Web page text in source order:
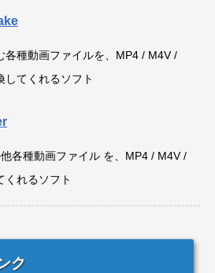
各種動画ファイルを、MP4 / M4V /
してくれるソフト
各種動画ファイル を、MP4 / M4V /
くれるソフト
ク